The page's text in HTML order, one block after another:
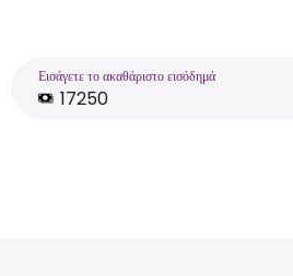
Εισάγετε το ακαθάριστο εισόδημά